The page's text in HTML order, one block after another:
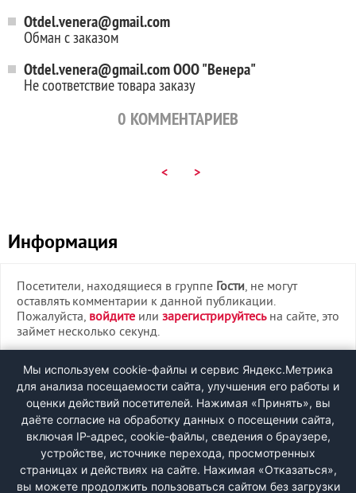
Otdel.venera@gmail.com
Обман с заказом
Otdel.venera@gmail.com ООО "Венера"
Не соответствие товара заказу
0 КОММЕНТАРИЕВ
< >
Информация
Посетители, находящиеся в группе Гости, не могут
оставлять комментарии к данной публикации.
Пожалуйста, войдите или зарегистрируйтесьна сайте, это
займет несколько секунд.
ВХОД
РЕГИСТРАЦИЯ
Быстрая регистрациячерез соцсети:
Мы используем cookie-файлы и сервис Яндекс.Метрика
для анализа посещаемости сайта, улучшения его работы и
оценки действий посетителей. Нажимая «Принять», вы
даёте согласие на обработку данных о посещении сайта,
включая IP-адрес, cookie-файлы, сведения о браузере,
устройстве, источнике перехода, просмотренных
страницах и действиях на сайте. Нажимая «Отказаться»,
вы можете продолжить пользоваться сайтом без загрузки